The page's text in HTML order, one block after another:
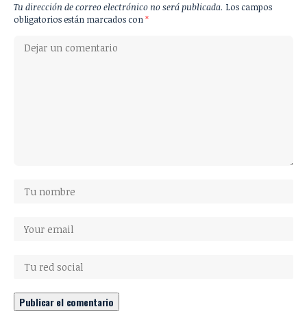
Tu dirección de correo electrónico no será publicada. Los campos
obligatorios están marcados con*